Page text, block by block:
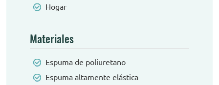
Hogar
Materiales
Espuma de poliuretano
Espuma altamente elástica